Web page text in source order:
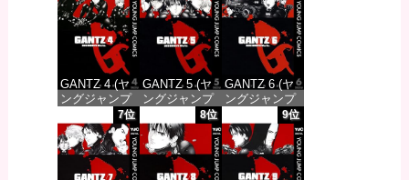
価格：¥100 価格：¥100 価格：¥100
GANTZ 4 (ヤ
ングジャンプ
コミックス
DIGITAL)
価格：¥100
GANTZ 5 (ヤ
ングジャンプ
コミックス
DIGITAL)
価格：¥100
GANTZ 6 (ヤ
ングジャンプ
コミックス
DIGITAL)
価格：¥100
7位 8位 9位